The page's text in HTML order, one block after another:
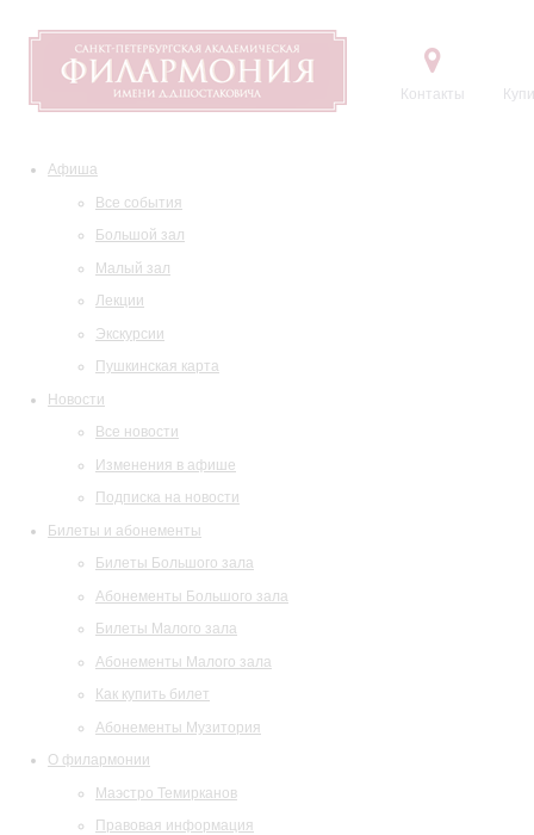
Контакты
Афиша
Все события
Большой зал
Малый зал
Лекции
Экскурсии
Пушкинская карта
Новости
Все новости
Изменения в афише
Подписка на новости
Билеты и абонементы
Билеты Большого зала
Абонементы Большого зала
Билеты Малого зала
Абонементы Малого зала
Как купить билет
Абонементы Музитория
О филармонии
Маэстро Темирканов
Правовая информация